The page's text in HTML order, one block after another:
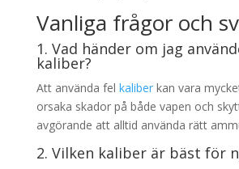
Vanliga frågor och
1. Vad händer om jag
kaliber?
Att använda fel kaliberkan vara
orsaka skador på både vapen och
avgörande att alltid använda rätt
2. Vilken kaliber är bäst för